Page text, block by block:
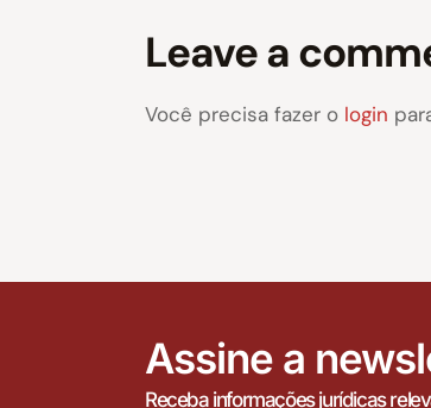
Leave a
Você precisa fazer o login
Assine a
Receba informações jurídicas